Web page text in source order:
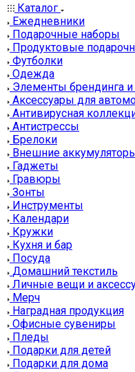
Каталог
Ежедневники
Подарочные наборы
Продуктовые
Футболки
Одежда
Элементы брендинга и
Аксессуары для
Антивирусная
Антистрессы
Брелоки
Внешние
Гаджеты
Гравюры
Зонты
Инструменты
Календари
Кружки
Кухня и бар
Посуда
Домашний текстиль
Личные вещи и
Мерч
Наградная продукция
Офисные сувениры
Пледы
Подарки для детей
Подарки для дома